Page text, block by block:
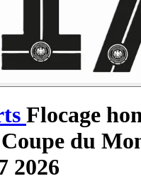
Flocage
du
2026